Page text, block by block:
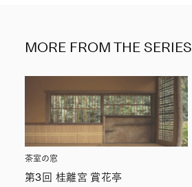
MORE FROM THE SERIES
茶室の窓
第3回 桂離宮 賞花亭